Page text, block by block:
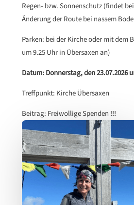
Regen- bzw. Sonnenschutz (findet
Änderung der Route bei nassem
Parken: bei der Kirche oder mit dem
um 9.25 Uhr in Übersaxen an)
Datum: Donnerstag, den 23.07.2026
Treffpunkt: Kirche Übersaxen
Beitrag: Freiwollige Spenden !!!